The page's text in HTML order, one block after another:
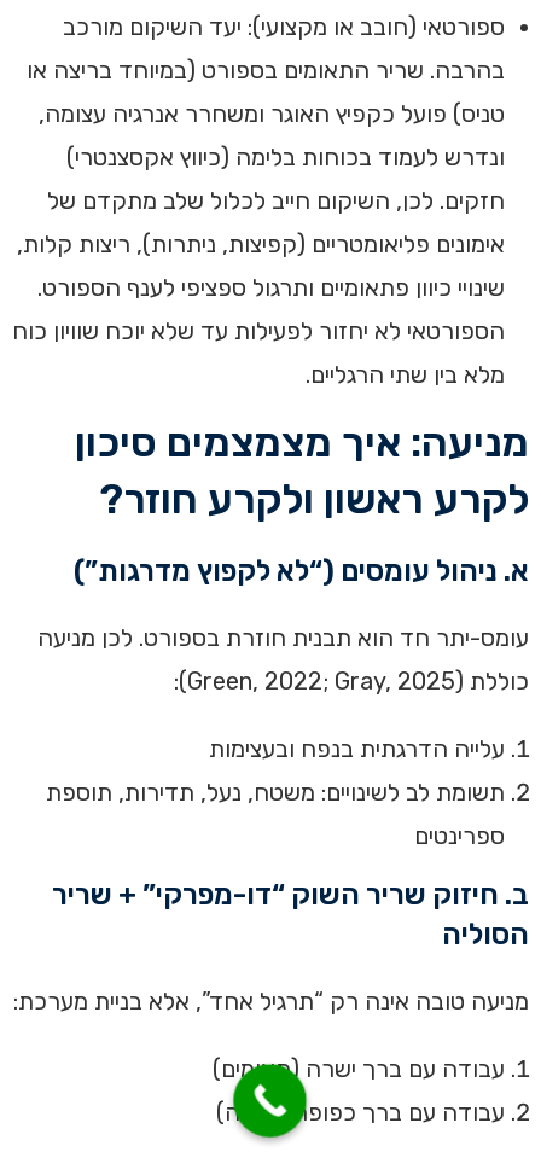
ספורטאי (חובב או מקצועי): יעד השיקום מורכב
בהרבה. שריר התאומים בספורט (במיוחד בריצה או
טניס) פועל כקפיץ האוגר ומשחרר אנרגיה עצומה,
ונדרש לעמוד בכוחות בלימה (כיווץ אקסצנטרי)
חזקים. לכן, השיקום חייב לכלול שלב מתקדם של
אימונים פליאומטריים (קפיצות, ניתרות), ריצות קלות,
שינויי כיוון פתאומיים ותרגול ספציפי לענף הספורט.
הספורטאי לא יחזור לפעילות עד שלא יוכח שוויון כוח
מלא בין שתי הרגליים.
מניעה: איך מצמצמים סיכון
לקרע ראשון ולקרע חוזר?
א. ניהול עומסים (“לא לקפוץ מדרגות”)
עומס-יתר חד הוא תבנית חוזרת בספורט. לכן מניעה
כוללת (Green, 2022; Gray, 2025):
עלייה הדרגתית בנפח ובעצימות
תשומת לב לשינויים: משטח, נעל, תדירות, תוספת
ספרינטים
ב. חיזוק שריר השוק “דו-מפרקי” + שריר
הסוליה
מניעה טובה אינה רק “תרגיל אחד”, אלא בניית מערכת:
עבודה עם ברך ישרה (תאומים)
עבודה עם ברך כפופה (סוליה)